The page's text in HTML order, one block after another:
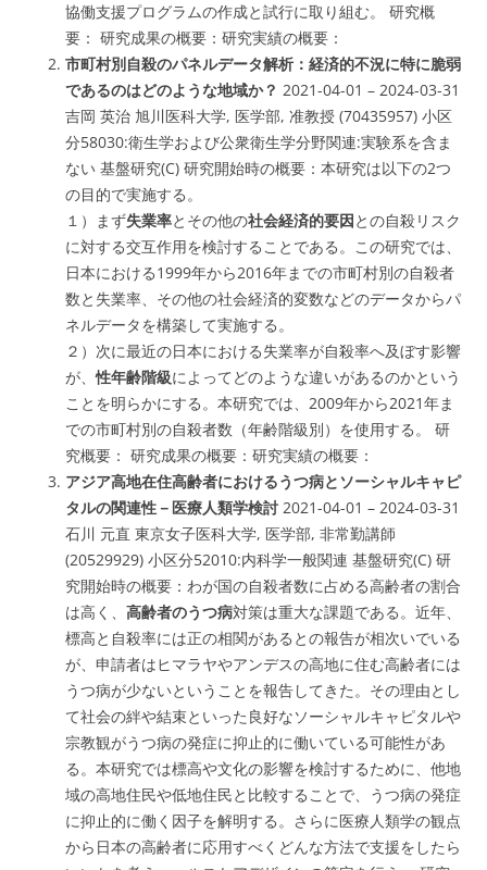
協働支援プログラムの作成と試行に取り組む。 研究概
要： 研究成果の概要：研究実績の概要：
市町村別自殺のパネルデータ解析：経済的不況に特に脆弱
であるのはどのような地域か？ 2021-04-01 – 2024-03-31
吉岡 英治 旭川医科大学, 医学部, 准教授 (70435957) 小区
分58030:衛生学および公衆衛生学分野関連:実験系を含ま
ない 基盤研究(C) 研究開始時の概要：本研究は以下の2つ
の目的で実施する。
１）まず失業率とその他の社会経済的要因との自殺リスク
に対する交互作用を検討することである。この研究では、
日本における1999年から2016年までの市町村別の自殺者
数と失業率、その他の社会経済的変数などのデータからパ
ネルデータを構築して実施する。
２）次に最近の日本における失業率が自殺率へ及ぼす影響
が、性年齢階級によってどのような違いがあるのかという
ことを明らかにする。本研究では、2009年から2021年ま
での市町村別の自殺者数（年齢階級別）を使用する。 研
究概要： 研究成果の概要：研究実績の概要：
アジア高地在住高齢者におけるうつ病とソーシャルキャピ
タルの関連性－医療人類学検討 2021-04-01 – 2024-03-31
石川 元直 東京女子医科大学, 医学部, 非常勤講師
(20529929) 小区分52010:内科学一般関連 基盤研究(C) 研
究開始時の概要：わが国の自殺者数に占める高齢者の割合
は高く 、 高齢者のうつ病対策は重大な課題である。近年、
標高と自殺率には正の相関があるとの報告が相次いでいる
が、申請者はヒマラヤやアンデスの高地に住む高齢者には
うつ病が少ないということを報告してきた。その理由とし
て社会の絆や結束といった良好なソーシャルキャピタルや
宗教観がうつ病の発症に抑止的に働いている可能性があ
る。本研究では標高や文化の影響を検討するために、他地
域の高地住民や低地住民と比較することで、うつ病の発症
に抑止的に働く因子を解明する。さらに医療人類学の観点
から日本の高齢者に応用すべくどんな方法で支援をしたら